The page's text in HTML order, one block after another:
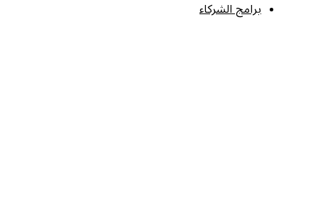
برامج الشركاء